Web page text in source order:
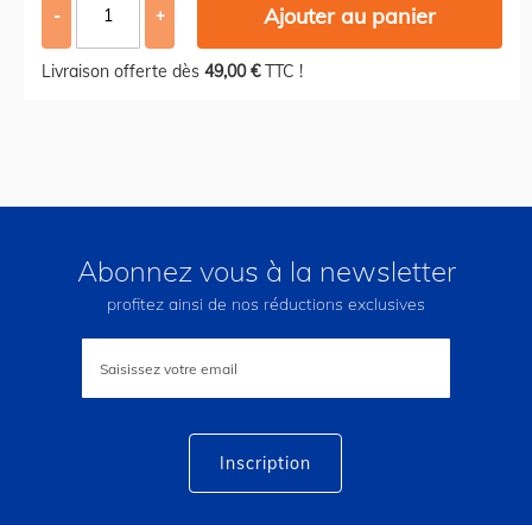
- + Ajouter au panier
Livraison offerte dès 49,00 €TTC !
Abonnez vous à la newsletter
profitez ainsi de nos réductions exclusives
lettre
Inscription